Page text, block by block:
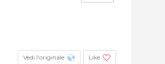
Vedi l'originale Like